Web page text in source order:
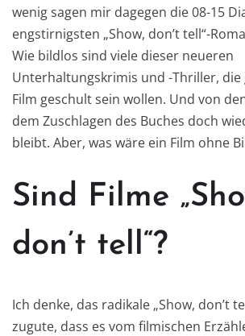
wenig sagen mir dagegen die 08-15
engstirnigsten „Show, don’t tell“-
Wie bildlos sind viele dieser neueren
Unterhaltungskrimis und -Thriller, die
Film geschult sein wollen. Und von
dem Zuschlagen des Buches doch
bleibt. Aber, was wäre ein Film ohne
Sind Filme
don’t tell“?
Ich denke, das radikale „Show, don’t
zugute, dass es vom filmischen